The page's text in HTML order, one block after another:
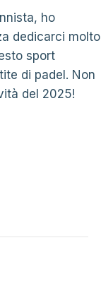
ho
dedicarci molto
sport
di padel. Non
del 2025!